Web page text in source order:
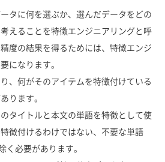
タに何を選ぶか、選んだデータをどの
えることを特徴エンジニアリングと呼
度の結果を得るためには、特徴エンジ
になります。
、何がそのアイテムを特徴付けている
ります。
タイトルと本文の単語を特徴として使
徴付けるわけではない、不要な単語
く必要があります。